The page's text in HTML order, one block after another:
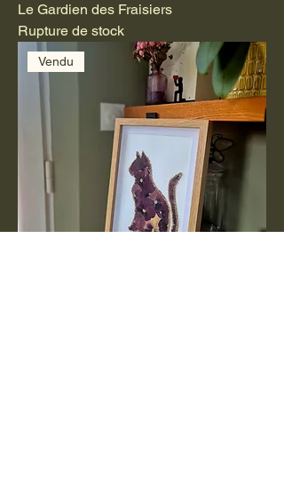
Le Gardien des Fraisiers
Rupture de stock
Vendu